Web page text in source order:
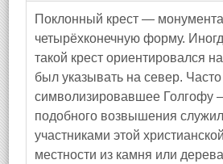
Поклонный крест —
четырёхконечную форму.
такой крест ориентировался
был указывать на север.
символизировавшее Голгофу
подобного возвышения
участниками этой
местности из камня или